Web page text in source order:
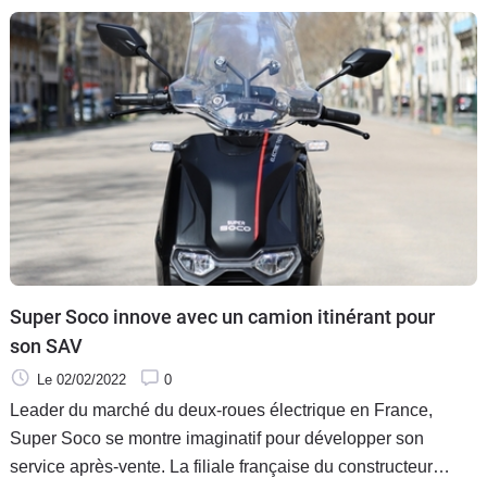
années se sont battues pour faire reculer les gouvernements
successifs sur la question. La victoire finale n’est plus
qu’une question de jour.
Super Soco innove avec un camion itinérant pour
son SAV
Le 02/02/2022 0
Leader du marché du deux-roues électrique en France,
Super Soco se montre imaginatif pour développer son
service après-vente. La filiale française du constructeur